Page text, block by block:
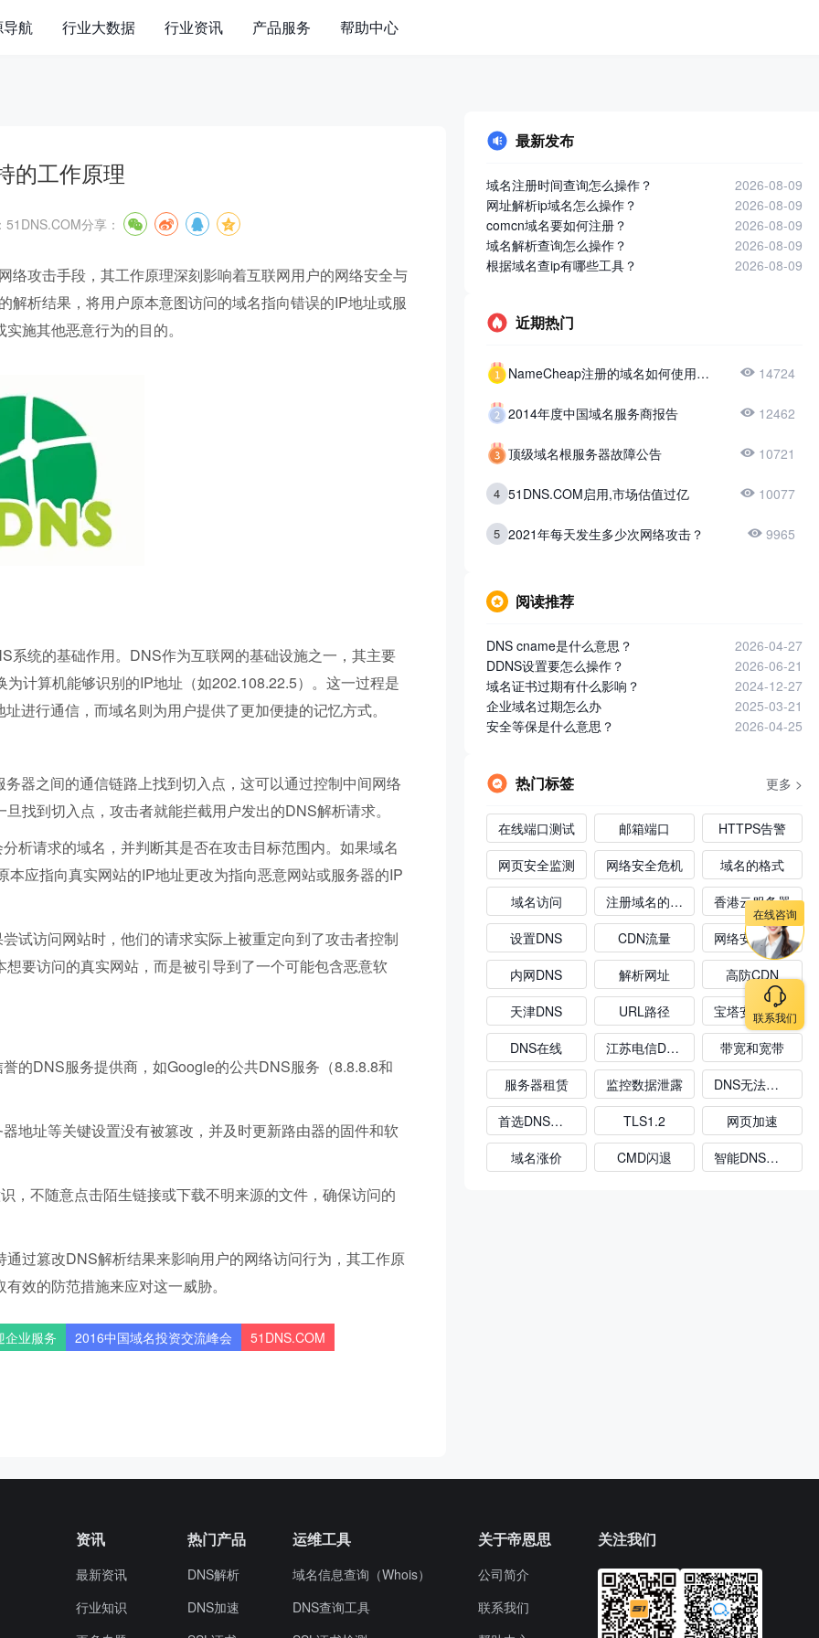
航 行业大数据 行业资讯 产品服务 帮助中心
的工作原理
51DNS.COM分享：
攻击手段，其工作原理深刻影响着互联网用户的网络安全与
析结果，将用户原本意图访问的域名指向错误的IP地址或服
施其他恶意行为的目的。
统的基础作用。DNS作为互联网的基础设施之一，其主要
计算机能够识别的IP地址（如202.108.22.5）。这一过程是
进行通信，而域名则为用户提供了更加便捷的记忆方式。
器之间的通信链路上找到切入点，这可以通过控制中间网络
找到切入点，攻击者就能拦截用户发出的DNS解析请求。
析请求的域名，并判断其是否在攻击目标范围内。如果域名
应指向真实网站的IP地址更改为指向恶意网站或服务器的IP
试访问网站时，他们的请求实际上被重定向到了攻击者控制
要访问的真实网站，而是被引导到了一个可能包含恶意软
的DNS服务提供商，如Google的公共DNS服务（8.8.8.8和
地址等关键设置没有被篡改，并及时更新路由器的固件和软
，不随意点击陌生链接或下载不明来源的文件，确保访问的
过篡改DNS解析结果来影响用户的网络访问行为，其工作原
效的防范措施来应对这一威胁。
企业服务 2016中国域名投资交流峰会 51DNS.COM
最新发布
域名注册时间查询怎么操作？
2026-08-09
网址解析ip域名怎么操作？
2026-08-09
comcn域名要如何注册？
2026-08-09
域名解析查询怎么操作？
2026-08-09
根据域名查ip有哪些工具？
2026-08-09
近期热门
NameCheap注册的域名如何使用51DNS？ 14724
2014年度中国域名服务商报告 12462
顶级域名根服务器故障公告 10721
4 51DNS.COM启用,市场估值过亿 10077
5 2021年每天发生多少次网络攻击？ 9965
阅读推荐
DNS cname是什么意思？
2026-04-27
DDNS设置要怎么操作？
2026-06-21
域名证书过期有什么影响？
2024-12-27
企业域名过期怎么办
2025-03-21
安全等保是什么意思？
2026-04-25
热门标签 更多 >
在线端口测试 邮箱端口
HTTPS告警
网页安全监测
网络安全危机
域名的格式
域名访问
注册域名的流程
香港云服务器
设置DNS
CDN流量
网络安全等级保护
内网DNS
解析网址
高防CDN
天津DNS
URL路径
宝塔安装失败
DNS在线
江苏电信DNS
带宽和宽带
服务器租赁
监控数据泄露
DNS无法解析
首选DNS和备用DNS
TLS1.2
网页加速
域名涨价
CMD闪退 智能DNS云解析
资讯
最新资讯
行业知识
热门产品
DNS解析
DNS加速
运维工具
域名信息查询（Whois）
DNS查询工具
关于帝恩思
公司简介
联系我们
关注我们
在线咨询
联系我们